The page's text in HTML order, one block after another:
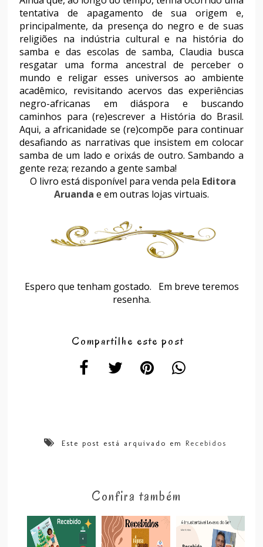
tentativa de apagamento de sua origem e,
principalmente, da presença do negro e de suas
religiões na indústria cultural e na história do
samba e das escolas de samba, Claudia busca
resgatar uma forma ancestral de perceber o
mundo e religar esses universos ao ambiente
acadêmico, revisitando acervos das experiências
negro-africanas em diáspora e buscando
caminhos para (re)escrever a História do Brasil.
Aqui, a africanidade se (re)compõe para continuar
desafiando as narrativas que insistem em colocar
samba de um lado e orixás de outro. Sambando a
gente reza; rezando a gente samba!
O livro está disponível para venda pela Editora
Aruanda e em outras lojas virtuais.
Espero que tenham gostado. Em breve teremos
resenha.
Compartilhe este post
Este post está arquivado em Recebidos
Confira também